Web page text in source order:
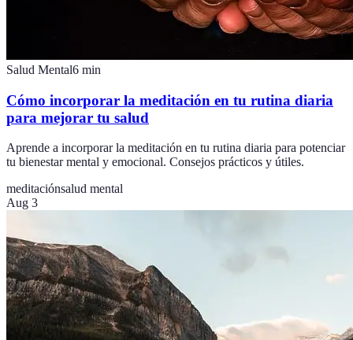
Salud Mental6 min
Cómo incorporar la meditación en tu rutina diaria
para mejorar tu salud
Aprende a incorporar la meditación en tu rutina diaria para potenciar
tu bienestar mental y emocional. Consejos prácticos y útiles.
meditaciónsalud mental
Aug 3